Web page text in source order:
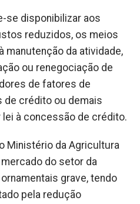
se disponibilizar aos
reduzidos, os meios
da atividade,
ou renegociação de
de fatores de
de crédito ou demais
à concessão de crédito.
Ministério da Agricultura
do setor da
grave, tendo
pela redução